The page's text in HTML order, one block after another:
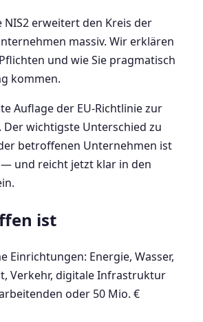
NIS2 erweitert den Kreis der
massiv. Wir erklären
und wie Sie pragmatisch
kommen.
Auflage der EU-Richtlinie zur
Der wichtigste Unterschied zu
betroffenen Unternehmen ist
und reicht jetzt klar in den
ist
Einrichtungen: Energie, Wasser,
Verkehr, digitale Infrastruktur
oder 50 Mio. €